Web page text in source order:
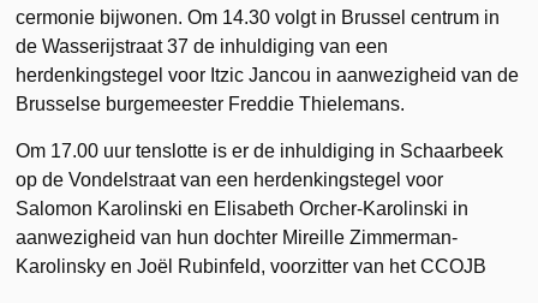
cermonie bijwonen. Om 14.30 volgt in Brussel centrum in
de Wasserijstraat 37 de inhuldiging van een
herdenkingstegel voor Itzic Jancou in aanwezigheid van de
Brusselse burgemeester Freddie Thielemans.
Om 17.00 uur tenslotte is er de inhuldiging in Schaarbeek
op de Vondelstraat van een herdenkingstegel voor
Salomon Karolinski en Elisabeth Orcher-Karolinski in
aanwezigheid van hun dochter Mireille Zimmerman-
Karolinsky en Joël Rubinfeld, voorzitter van het CCOJB